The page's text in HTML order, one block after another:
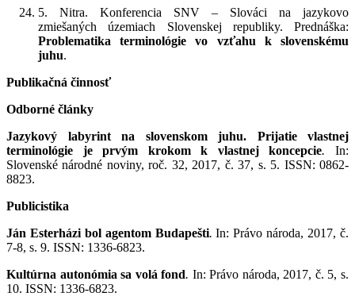
5. Nitra. Konferencia SNV – Slováci na jazykovo
zmiešaných územiach Slovenskej republiky. Prednáška:
Problematika terminológie vo vzťahu k slovenskému
juhu.
Publikačná činnosť
Odborné články
Jazykový labyrint na slovenskom juhu. Prijatie vlastnej
terminológie je prvým krokom k vlastnej koncepcie.In:
Slovenské národné noviny, roč. 32, 2017, č. 37, s. 5. ISSN: 0862-
8823.
Publicistika
Ján Esterházi bol agentom Budapešti.In: Právo národa, 2017, č.
7-8, s. 9. ISSN: 1336-6823.
Kultúrna autonómia sa volá fond. In: Právo národa, 2017, č. 5, s.
10. ISSN: 1336-6823.